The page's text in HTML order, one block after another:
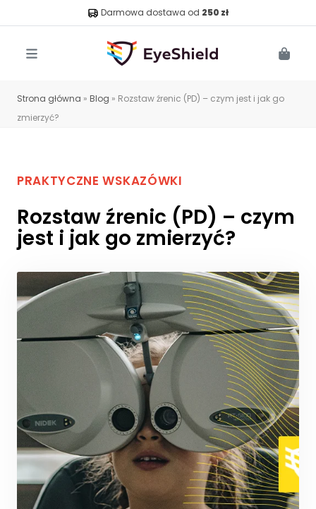
Darmowa dostawa od 250 zł
Strona główna » Blog » Rozstaw źrenic (PD) – czym jest i jak go
zmierzyć?
PRAKTYCZNE WSKAZÓWKI
Rozstaw źrenic (PD) – czym
jest i jak go zmierzyć?